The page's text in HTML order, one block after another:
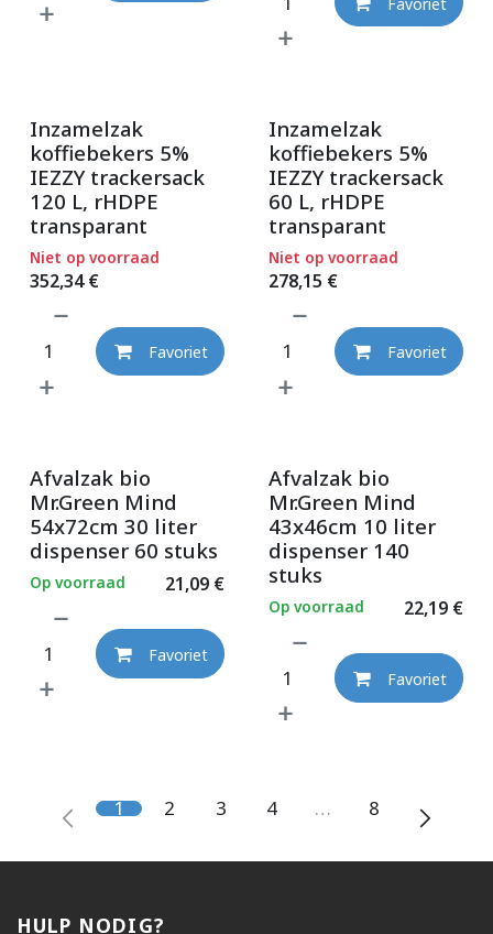
Inzamelzak
koffiebekers 5%
IEZZY trackersack
120 L, rHDPE
transparant
352,34€
Niet op voorraad
Favoriet
Inzamelzak
koffiebekers 5%
IEZZY trackersack
60 L, rHDPE
transparant
278,15 €
Niet op voorraad
Favoriet
Afvalzak bio
Mr.Green Mind
54x72cm 30 liter
dispenser 60 stuks
21,09€
Op voorraad
Favoriet
Afvalzak bio
Mr.Green Mind
43x46cm 10 liter
dispenser 140
stuks
22,19€
Op voorraad
Favoriet
1 2 3 4 … 8
HULP NODIG?